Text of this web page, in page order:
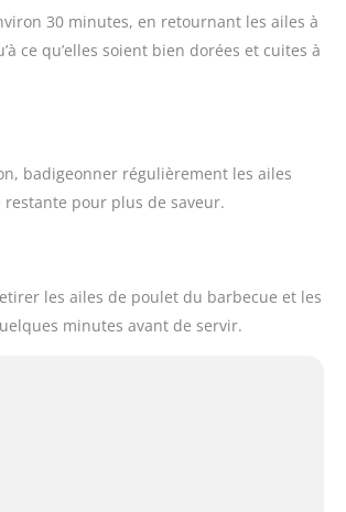
30 minutes, en retournant les ailes à
ce qu’elles soient bien dorées et cuites à
badigeonner régulièrement les ailes
restante pour plus de saveur.
les ailes de poulet du barbecue et les
minutes avant de servir.